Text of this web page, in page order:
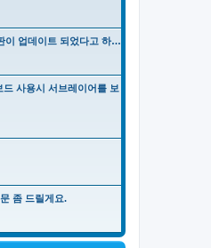
이 업데이트 되었다고 하…
사용시 서브레이어를 보
좀 드릴게요.